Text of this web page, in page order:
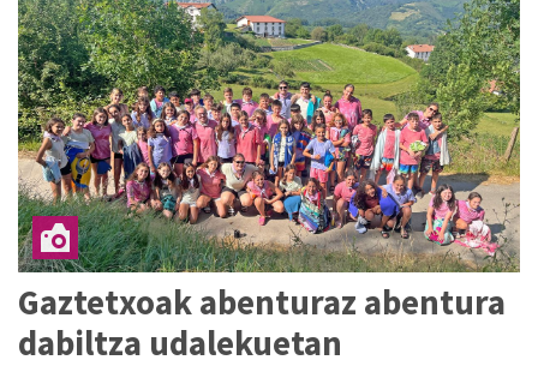
Gaztetxoak abenturaz abentura
dabiltza udalekuetan